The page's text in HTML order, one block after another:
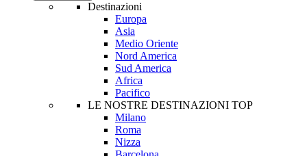
Destinazioni
Europa
Asia
Medio Oriente
Nord America
Sud America
Africa
Pacifico
LE NOSTRE DESTINAZIONI TOP
Milano
Roma
Nizza